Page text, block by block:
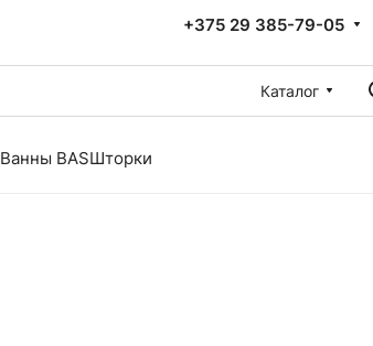
+375 29 385-79-05
Каталог
Ванны BASШторки